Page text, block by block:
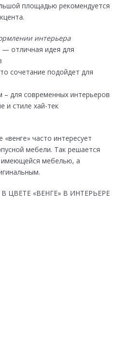
площадью рекомендуется
интерьера
отличная идея для
сочетание подойдет для
для современных интерьеров
и стиле хай-тек
часто интересует
мебели. Так решается
имеющейся мебелью, а
ЦВЕТЕ «ВЕНГЕ» В ИНТЕРЬЕРЕ